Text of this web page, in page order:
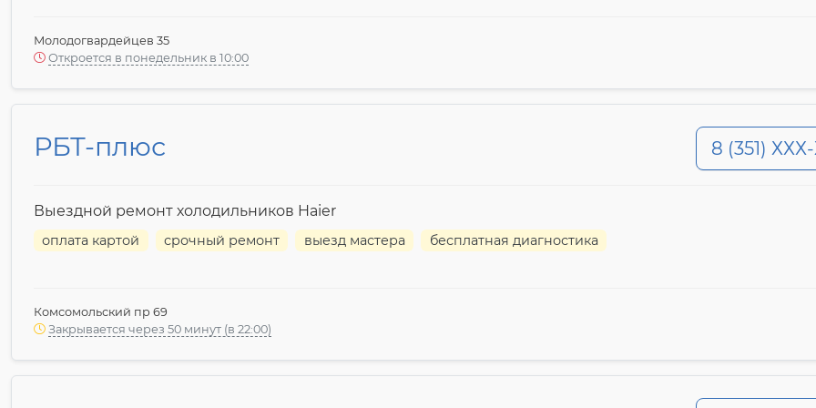
Молодогвардейцев 35
Откроется в понедельник в 10:00
РБТ-плюс 8 (351)
Выездной ремонт холодильников Haier
оплата картой срочный ремонт выезд мастера бесплатная диагностика
Комсомольский пр 69
Закрывается через 50 минут (в 22:00)